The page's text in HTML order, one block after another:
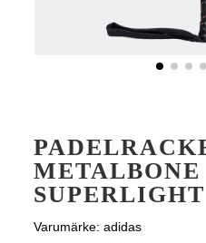
METALBONE
Varumärke: adidas